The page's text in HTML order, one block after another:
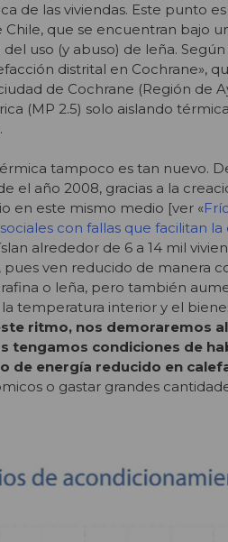
de las viviendas. Este punto
que se encuentran bajo
uso (y abuso) de leña. Según
distrital en Cochrane»,
de Cochrane (Región de
(MP 2.5) solo aislando
tampoco es tan nuevo.
el año 2008, gracias a la
en este mismo medio [ver «
con fallas que facilitan la
alrededor de 6 a 14 mil
pues ven reducido de manera
o leña, pero también
temperatura interior y el
ritmo, nos demoraremos
tengamos condiciones de
de energía reducido en
o gastar grandes